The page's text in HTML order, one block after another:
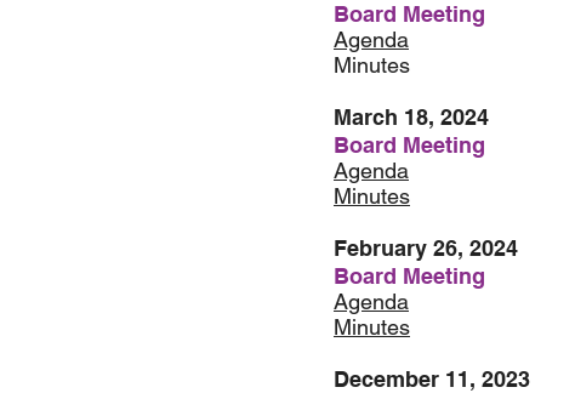
Board Meeting
Agenda
Minutes
March 18, 2024
Board Meeting
Agenda
Minutes
February 26, 2024
Board Meeting
Agenda
Minutes
December 11, 2023